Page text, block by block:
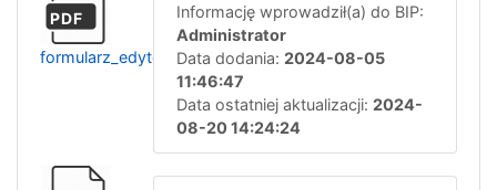
PDF
formularz_edytowalny_20240805114642
Informację wprowadził(a) do BIP:
Administrator
Data dodania: 2024-08-05
11:46:47
Data ostatniej aktualizacji: 2024-
08-20 14:24:24